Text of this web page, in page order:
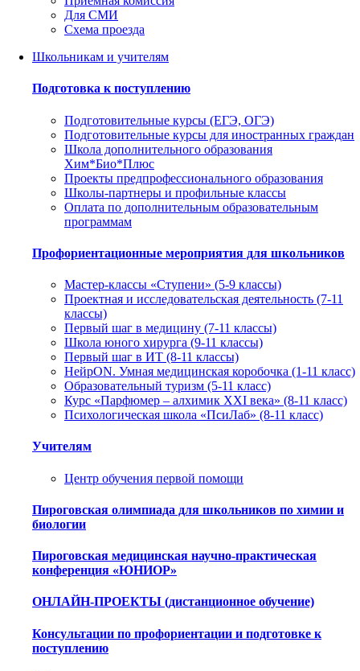
Для СМИ
Схема проезда
Школьникам и учителям
Подготовка к поступлению
Подготовительные курсы (ЕГЭ, ОГЭ)
Подготовительные курсы для иностранных граждан
Школа дополнительного образования
Хим*Био*Плюс
Проекты предпрофессионального образования
Школы-партнеры и профильные классы
Оплата по дополнительным образовательным
программам
Профориентационные мероприятия для школьников
Мастер-классы «Ступени» (5-9 классы)
Проектная и исследовательская деятельность (7-11
классы)
Первый шаг в медицину (7-11 классы)
Школа юного хирурга (9-11 классы)
Первый шаг в ИТ (8-11 классы)
НейрON. Умная медицинская коробочка (1-11 класс)
Образовательный туризм (5-11 класс)
Курс «Парфюмер – алхимик XXI века» (8-11 класс)
Психологическая школа «ПсиЛаб» (8-11 класс)
Учителям
Центр обучения первой помощи
Пироговская олимпиада для школьников по химии и
биологии
Пироговская медицинская научно-практическая
конференция «ЮНИОР»
ОНЛАЙН-ПРОЕКТЫ (дистанционное обучение)
Консультации по профориентации и подготовке к
поступлению